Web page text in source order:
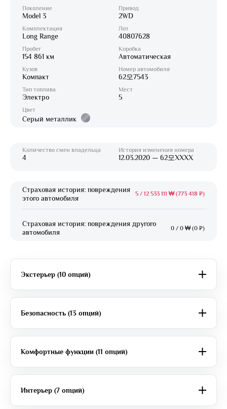
Поколение
Model 3
Комплектация
Long Range
Пробег
154 861 км
Кузов
Компакт
Тип топлива
Электро
Цвет
Серый металлик
Привод
2WD
Лот
40807628
Коробка
Автоматическая
Номер автомобиля
62모7543
Мест
5
Количество смен владельца
4
История изменения номера
12.03.2020 — 62모XXXX
Страховая история: повреждения
этого автомобиля
5 / 12 533 111 ₩ (773 418 ₽)
Страховая история: повреждения другого
автомобиля
0 / 0 ₩ (0 ₽)
Экстерьер (10 опций)
Безопасность (13 опций)
Комфортные функции (11 опций)
Интерьер (7 опций)